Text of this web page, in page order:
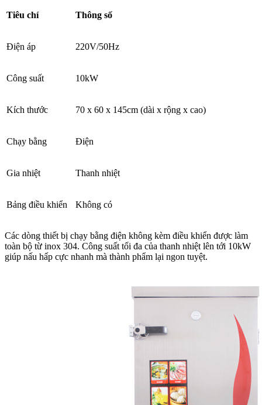
Tiêu chí Thông số
Điện áp 220V/50Hz
Công suất 10kW
Kích thước 70 x 60 x 145cm (dài x rộng x cao)
Chạy bằng Điện
Gia nhiệt Thanh nhiệt
Bảng điều khiển Không có
Các dòng thiết bị chạy bằng điện không kèm điều khiển được làm
toàn bộ từ inox 304. Công suất tối đa của thanh nhiệt lên tới 10kW
giúp nấu hấp cực nhanh mà thành phẩm lại ngon tuyệt.